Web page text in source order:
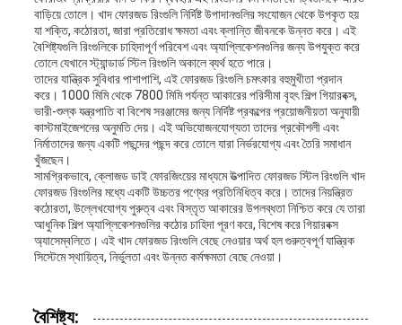
বাড়িয়ে তোলে। খাদ ফোরজড রিংগুলি নির্দিষ্ট উপাদানগুলির সংযোজন থেকে উপকৃত হয়
যা শক্তি, কঠোরতা, জারা প্রতিরোধ ক্ষমতা এবং ক্লান্তি জীবনকে উন্নত করে। এই
বৈশিষ্ট্যগুলি রিংগুলিকে চাহিদাপূর্ণ পরিবেশ এবং অ্যাপ্লিকেশনগুলির জন্য উপযুক্ত করে
তোলে যেখানে স্ট্যান্ডার্ড স্টিল রিংগুলি অকালে ব্যর্থ হতে পারে।
তাদের যান্ত্রিক সুবিধার পাশাপাশি, এই ফোরজড রিংগুলি চমৎকার বহুমুখীতা প্রদান
করে। 1000 মিমি থেকে 7800 মিমি পর্যন্ত আকারের পরিসীমা বৃহৎ শিল্প গিয়ারবক্স,
ভারী-শুল্ক যন্ত্রপাতি বা বিশেষ সরঞ্জামের জন্য নির্দিষ্ট প্রকল্পের প্রয়োজনীয়তা অনুযায়ী
কাস্টমাইজেশনের অনুমতি দেয়। এই অভিযোজনযোগ্যতা তাদের প্রকৌশলী এবং
নির্মাতাদের জন্য একটি পছন্দের পছন্দ করে তোলে যারা নির্ভরযোগ্য এবং তৈরি সমাধান
খুঁজছেন।
সামগ্রিকভাবে, ক্লোজড ডাই ফোরজিংয়ের মাধ্যমে উত্পাদিত ফোরজড স্টিল রিংগুলি খাদ
ফোরজড রিংগুলির মধ্যে একটি উচ্চতর পণ্যের প্রতিনিধিত্ব করে। তাদের নিয়ন্ত্রিত
কঠোরতা, উল্লেখযোগ্য পুরুত্ব এবং বিস্তৃত আকারের উপলব্ধতা নিশ্চিত করে যে তারা
আধুনিক শিল্প অ্যাপ্লিকেশনগুলির কঠোর চাহিদা পূরণ করে, বিশেষ করে গিয়ারবক্স
অ্যাসেম্বলিতে। এই খাদ ফোরজড রিংগুলি বেছে নেওয়ার অর্থ হল গুরুত্বপূর্ণ যান্ত্রিক
সিস্টেমে স্থায়িত্ব, নির্ভুলতা এবং উন্নত কর্মক্ষমতা বেছে নেওয়া।
বৈশিষ্ট্য: